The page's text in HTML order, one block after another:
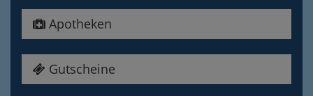
Apotheken
Gutscheine